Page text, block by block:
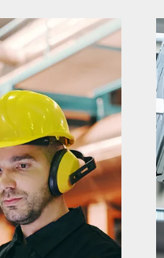
des
Planung,